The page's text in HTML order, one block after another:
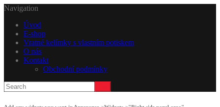
Navigation
Úvod
E-shop
Vratné kelímky s vlastním potiskem
O nás
Kontakt
Obchodní podmínky